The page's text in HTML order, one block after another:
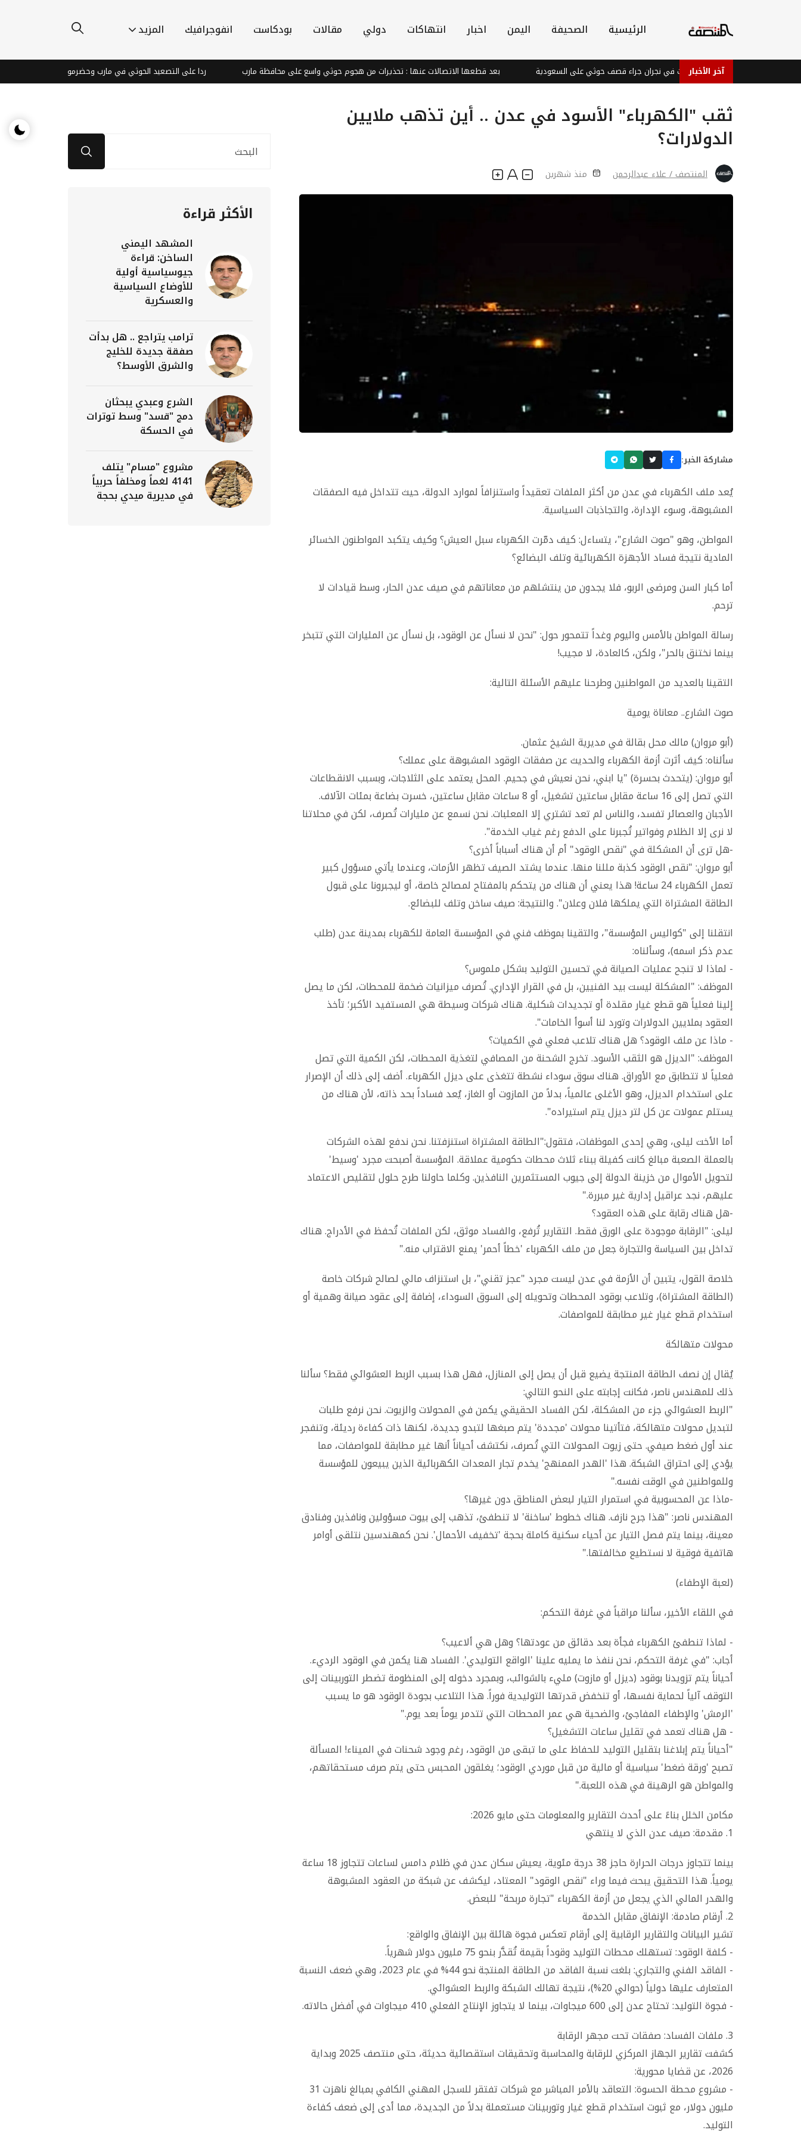
الرئيسية الصحيفة اليمن اخبار انتهاكات دولي مقالات بودكاست انفوجرافيك المزيد
آخر الأخبار
إصابات في نجران جراء قصف حوثي على السعودية بعد قطعها الاتصالات عنها : تحذيرات من هجوم حوثي واسع على محافظة مارب ردا على التصعيد الحوثي في مارب وحضرموت : ناشطون يطالبون الشرعية
ثقب "الكهرباء" الأسود في عدن .. أين تذهب ملايين
الدولارات؟
المنتصف / علاء عبدالرحمن منذ شهرين
مشاركة الخبر:
يُعد ملف الكهرباء في عدن من أكثر الملفات تعقيداً واستنزافاً لموارد الدولة، حيث تتداخل فيه الصفقات
المشبوهة، وسوء الإدارة، والتجاذبات السياسية.
المواطن، وهو "صوت الشارع"، يتساءل: كيف دمّرت الكهرباء سبل العيش؟ وكيف يتكبد المواطنون الخسائر
المادية نتيجة فساد الأجهزة الكهربائية وتلف البضائع؟
أما كبار السن ومرضى الربو، فلا يجدون من ينتشلهم من معاناتهم في صيف عدن الحار، وسط قيادات لا
ترحم.
رسالة المواطن بالأمس واليوم وغداً تتمحور حول: "نحن لا نسأل عن الوقود، بل نسأل عن المليارات التي تتبخر
بينما نختنق بالحر"، ولكن، كالعادة، لا مجيب!
التقينا بالعديد من المواطنين وطرحنا عليهم الأسئلة التالية:
صوت الشارع.. معاناة يومية
(أبو مروان) مالك محل بقالة في مديرية الشيخ عثمان.
سألناه: كيف أثرت أزمة الكهرباء والحديث عن صفقات الوقود المشبوهة على عملك؟
أبو مروان: (يتحدث بحسرة) "يا ابني، نحن نعيش في جحيم. المحل يعتمد على الثلاجات، وبسبب الانقطاعات
التي تصل إلى 16 ساعة مقابل ساعتين تشغيل، أو 8 ساعات مقابل ساعتين، خسرت بضاعة بمئات الآلاف.
الأجبان والعصائر تفسد، والناس لم تعد تشتري إلا المعلبات. نحن نسمع عن مليارات تُصرف، لكن في محلاتنا
لا نرى إلا الظلام وفواتير تُجبرنا على الدفع رغم غياب الخدمة".
-هل ترى أن المشكلة في "نقص الوقود" أم أن هناك أسباباً أخرى؟
أبو مروان: "نقص الوقود كذبة مللنا منها. عندما يشتد الصيف تظهر الأزمات، وعندما يأتي مسؤول كبير
تعمل الكهرباء 24 ساعة! هذا يعني أن هناك من يتحكم بالمفتاح لمصالح خاصة، أو ليجبرونا على قبول
الطاقة المشتراة التي يملكها فلان وعلان". والنتيجة: صيف ساخن وتلف للبضائع.
انتقلنا إلى "كواليس المؤسسة"، والتقينا بموظف فني في المؤسسة العامة للكهرباء بمدينة عدن (طلب
عدم ذكر اسمه)، وسألناه:
- لماذا لا تنجح عمليات الصيانة في تحسين التوليد بشكل ملموس؟
الموظف: "المشكلة ليست بيد الفنيين، بل في القرار الإداري. تُصرف ميزانيات ضخمة للمحطات، لكن ما يصل
إلينا فعلياً هو قطع غيار مقلدة أو تجديدات شكلية. هناك شركات وسيطة هي المستفيد الأكبر؛ تأخذ
العقود بملايين الدولارات وتورد لنا أسوأ الخامات".
- ماذا عن ملف الوقود؟ هل هناك تلاعب فعلي في الكميات؟
الموظف: "الديزل هو الثقب الأسود. تخرج الشحنة من المصافي لتغذية المحطات، لكن الكمية التي تصل
فعلياً لا تتطابق مع الأوراق. هناك سوق سوداء نشطة تتغذى على ديزل الكهرباء. أضف إلى ذلك أن الإصرار
على استخدام الديزل، وهو الأغلى عالمياً، بدلاً من المازوت أو الغاز، يُعد فساداً بحد ذاته، لأن هناك من
يستلم عمولات عن كل لتر ديزل يتم استيراده".
أما الأخت ليلى، وهي إحدى الموظفات، فتقول:"الطاقة المشتراة استنزفتنا. نحن ندفع لهذه الشركات
بالعملة الصعبة مبالغ كانت كفيلة ببناء ثلاث محطات حكومية عملاقة. المؤسسة أصبحت مجرد 'وسيط'
لتحويل الأموال من خزينة الدولة إلى جيوب المستثمرين النافذين. وكلما حاولنا طرح حلول لتقليص الاعتماد
عليهم، نجد عراقيل إدارية غير مبررة."
-هل هناك رقابة على هذه العقود؟
ليلى: "الرقابة موجودة على الورق فقط. التقارير تُرفع، والفساد موثق، لكن الملفات تُحفظ في الأدراج. هناك
تداخل بين السياسة والتجارة جعل من ملف الكهرباء 'خطاً أحمر' يمنع الاقتراب منه."
خلاصة القول، يتبين أن الأزمة في عدن ليست مجرد "عجز تقني"، بل استنزاف مالي لصالح شركات خاصة
(الطاقة المشتراة)، وتلاعب بوقود المحطات وتحويله إلى السوق السوداء، إضافة إلى عقود صيانة وهمية أو
استخدام قطع غيار غير مطابقة للمواصفات.
محولات متهالكة
يُقال إن نصف الطاقة المنتجة يضيع قبل أن يصل إلى المنازل، فهل هذا بسبب الربط العشوائي فقط؟ سألنا
ذلك للمهندس ناصر، فكانت إجابته على النحو التالي:
"الربط العشوائي جزء من المشكلة، لكن الفساد الحقيقي يكمن في المحولات والزيوت. نحن نرفع طلبات
لتبديل محولات متهالكة، فتأتينا محولات 'مجددة' يتم صبغها لتبدو جديدة، لكنها ذات كفاءة رديئة، وتنفجر
عند أول ضغط صيفي. حتى زيوت المحولات التي تُصرف، نكتشف أحياناً أنها غير مطابقة للمواصفات، مما
يؤدي إلى احتراق الشبكة. هذا 'الهدر الممنهج' يخدم تجار المعدات الكهربائية الذين يبيعون للمؤسسة
وللمواطنين في الوقت نفسه."
-ماذا عن المحسوبية في استمرار التيار لبعض المناطق دون غيرها؟
المهندس ناصر: "هذا جرح نازف. هناك خطوط 'ساخنة' لا تنطفئ، تذهب إلى بيوت مسؤولين ونافذين وفنادق
معينة، بينما يتم فصل التيار عن أحياء سكنية كاملة بحجة 'تخفيف الأحمال'. نحن كمهندسين نتلقى أوامر
هاتفية فوقية لا نستطيع مخالفتها."
(لعبة الإطفاء)
في اللقاء الأخير، سألنا مراقباً في غرفة التحكم:
- لماذا تنطفئ الكهرباء فجأة بعد دقائق من عودتها؟ وهل هي ألاعيب؟
أجاب: "في غرفة التحكم، نحن ننفذ ما يمليه علينا 'الواقع التوليدي'. الفساد هنا يكمن في الوقود الرديء.
أحياناً يتم تزويدنا بوقود (ديزل أو مازوت) مليء بالشوائب، وبمجرد دخوله إلى المنظومة تضطر التوربينات إلى
التوقف آلياً لحماية نفسها، أو تنخفض قدرتها التوليدية فوراً. هذا التلاعب بجودة الوقود هو ما يسبب
'الرمش' والإطفاء المفاجئ، والضحية هي عمر المحطات التي تتدمر يوماً بعد يوم."
- هل هناك تعمد في تقليل ساعات التشغيل؟
"أحياناً يتم إبلاغنا بتقليل التوليد للحفاظ على ما تبقى من الوقود، رغم وجود شحنات في الميناء! المسألة
تصبح 'ورقة ضغط' سياسية أو مالية من قبل موردي الوقود؛ يغلقون المحبس حتى يتم صرف مستحقاتهم،
والمواطن هو الرهينة في هذه اللعبة."
مكامن الخلل بناءً على أحدث التقارير والمعلومات حتى مايو 2026:
1. مقدمة: صيف عدن الذي لا ينتهي
بينما تتجاوز درجات الحرارة حاجز 38 درجة مئوية، يعيش سكان عدن في ظلام دامس لساعات تتجاوز 18 ساعة
يومياً. هذا التحقيق يبحث فيما وراء "نقص الوقود" المعتاد، ليكشف عن شبكة من العقود المشبوهة
والهدر المالي الذي يجعل من أزمة الكهرباء "تجارة مربحة" للبعض.
2. أرقام صادمة: الإنفاق مقابل الخدمة
تشير البيانات والتقارير الرقابية إلى أرقام تعكس فجوة هائلة بين الإنفاق والواقع:
- كلفة الوقود: تستهلك محطات التوليد وقوداً بقيمة تُقدَّر بنحو 75 مليون دولار شهرياً.
- الفاقد الفني والتجاري: بلغت نسبة الفاقد من الطاقة المنتجة نحو 44% في عام 2023، وهي ضعف النسبة
المتعارف عليها دولياً (حوالي 20%)، نتيجة تهالك الشبكة والربط العشوائي.
- فجوة التوليد: تحتاج عدن إلى 600 ميجاوات، بينما لا يتجاوز الإنتاج الفعلي 410 ميجاوات في أفضل حالاته.
3. ملفات الفساد: صفقات تحت مجهر الرقابة
كشفت تقارير الجهاز المركزي للرقابة والمحاسبة وتحقيقات استقصائية حديثة، حتى منتصف 2025 وبداية
2026، عن قضايا محورية:
- مشروع محطة الحسوة: التعاقد بالأمر المباشر مع شركات تفتقر للسجل المهني الكافي بمبالغ ناهزت 31
مليون دولار، مع ثبوت استخدام قطع غيار وتوربينات مستعملة بدلاً من الجديدة، مما أدى إلى ضعف كفاءة
التوليد.
الأكثر قراءة
المشهد اليمني
الساخن: قراءة
جيوسياسية أولية
للأوضاع السياسية
والعسكرية
ترامب يتراجع .. هل بدأت
صفقة جديدة للخليج
والشرق الأوسط؟
الشرع وعبدي يبحثان
دمج "قسد" وسط توترات
في الحسكة
مشروع "مسام" يتلف
4141 لغماً ومخلفاً حربياً
في مديرية ميدي بحجة